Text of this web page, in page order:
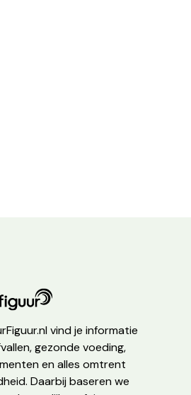
vind je informatie
gezonde voeding,
en alles omtrent
Daarbij baseren we